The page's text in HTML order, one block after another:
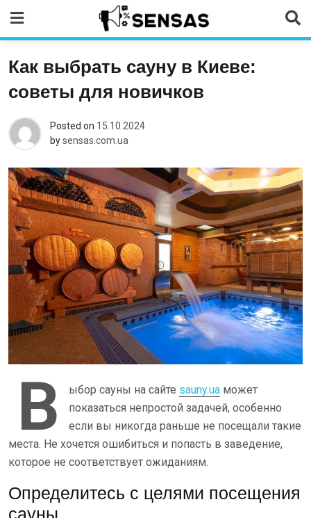
content
Как выбрать сауну в Киеве:
советы для новичков
Posted on 15.10.2024
bysensas.com.ua
В ыбор сауны на сайте sauny.ua может
показаться непростой задачей, особенно
если вы никогда раньше не посещали такие
места. Не хочется ошибиться и попасть в заведение,
которое не соответствует ожиданиям.
Определитесь с целями посещения
сауны